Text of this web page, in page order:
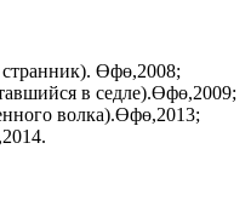
Өфө,2008;
в седле).Өфө,2009;
волка).Өфө,2013;